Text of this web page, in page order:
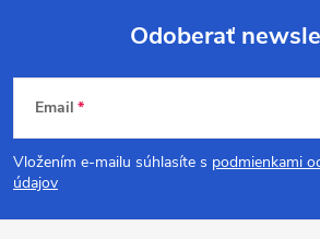
Z
á
p
Odoberať
Email
Vložením e-mailu súhlasíte s podmienkami
údajov